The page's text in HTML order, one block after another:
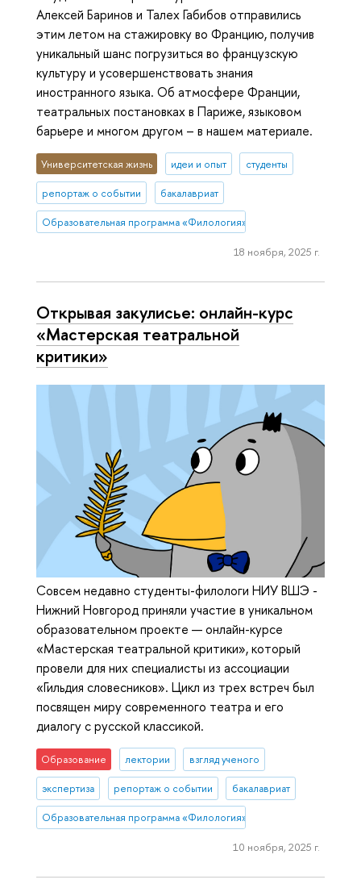
Алексей Баринов и Талех Габибов отправились
этим летом на стажировку во Францию, получив
уникальный шанс погрузиться во французскую
культуру и усовершенствовать знания
иностранного языка. Об атмосфере Франции,
театральных постановках в Париже, языковом
барьере и многом другом – в нашем материале.
Университетская жизнь идеи и опыт студенты
репортаж о событии бакалавриат
Образовательная программа «Филология»
18 ноября, 2025 г.
Открывая закулисье: онлайн-курс
«Мастерская театральной
критики»
Совсем недавно студенты-филологи НИУ ВШЭ -
Нижний Новгород приняли участие в уникальном
образовательном проекте — онлайн-курсе
«Мастерская театральной критики», который
провели для них специалисты из ассоциации
«Гильдия словесников». Цикл из трех встреч был
посвящен миру современного театра и его
диалогу с русской классикой.
Образование лектории взгляд ученого
экспертиза репортаж о событии бакалавриат
Образовательная программа «Филология»
10 ноября, 2025 г.